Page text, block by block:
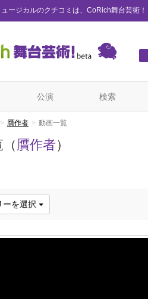
ージカルのクチコミは、CoRich舞台芸術！
公演 検索
贋作者 動画一覧
贋作者）
ーを選択